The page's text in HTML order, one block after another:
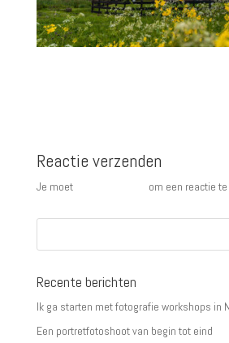
Reactie verzenden
Je moet om een reactie
Recente berichten
Ik ga starten met fotografie workshops in
Een portretfotoshoot van begin tot eind